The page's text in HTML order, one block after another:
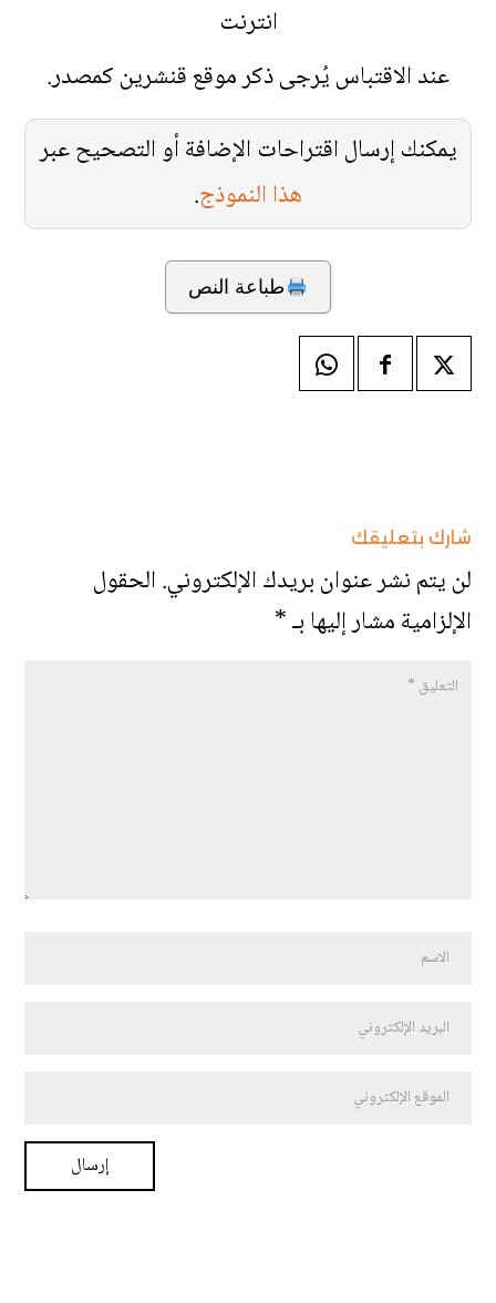
انترنت
عند الاقتباس يُرجى ذكر موقع قنشرين كمصدر.
يمكنك إرسال اقتراحات الإضافة أو التصحيح عبر
هذا النموذج.
طباعة النص
شارك بتعليقك
لن يتم نشر عنوان بريدك الإلكتروني.الحقول
الإلزامية مشار إليها بـ*